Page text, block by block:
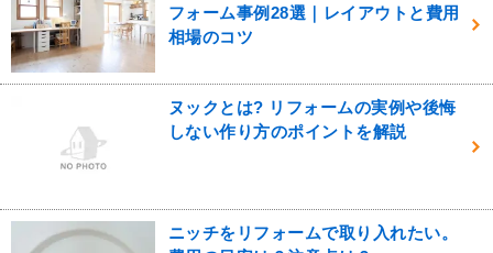
フォーム事例28選｜レイアウトと費用
相場のコツ
ヌックとは? リフォームの実例や後悔
しない作り方のポイントを解説
ニッチをリフォームで取り入れたい。